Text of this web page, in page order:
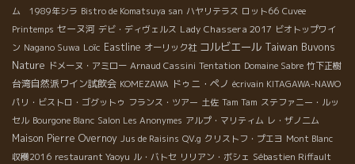
ム 1989年シラ Bistro de Komatsuya san ハヤリテラス ロット66 Cuvee
Printemps セーヌ河 デビ・ディヴェルス Lady Chassera 2017 ビオトップワイ
ン Nagano Suwa Loïc Eastline オーリック社 コルビエール Taiwan Buvons
Nature ドメーヌ・アミロー Arnaud Cassini Tentation Domaine Sabre 竹下正樹
台湾自然派ワイン試飲会 KOMEZAWA ドゥニ・ペノ écrivain KITAGAWA-NAWO
パリ・ビストロ・ゴグットゥ フランス・ツアー 土佐 Tam Tam ステファニー・ルッ
セル Bourgone Blanc Salon Les Anonymes アルプ・マリティム レ・ザノ二ム
Maison Pierre Overnoy Jus de Raisins QV.g クリストフ・プエヨ Mont Blanc
収穫2016 restaurant Yaoyu ル・バトセ リリアン・ボシェ Sébastien Riffault